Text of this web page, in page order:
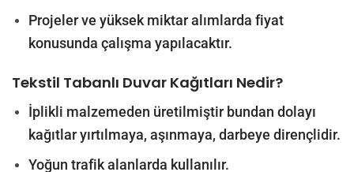
Projeler ve yüksek miktar alımlarda fiyat
konusunda çalışma yapılacaktır.
Tekstil Tabanlı Duvar Kağıtları Nedir?
İplikli malzemeden üretilmiştir bundan dolayı
kağıtlar yırtılmaya, aşınmaya, darbeye dirençlidir.
Yoğun trafik alanlarda kullanılır.